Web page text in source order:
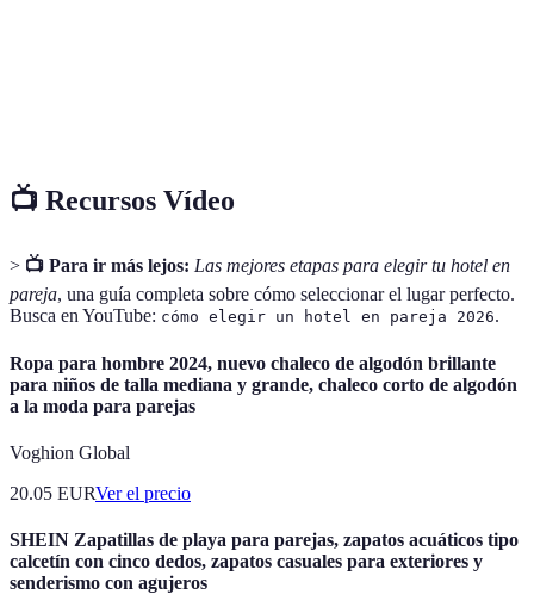
📺 Recursos Vídeo
> 📺 Para ir más lejos: Las mejores etapas para elegir tu hotel en
pareja, una guía completa sobre cómo seleccionar el lugar perfecto.
Busca en YouTube: cómo elegir un hotel en pareja 2026.
Ropa para hombre 2024, nuevo chaleco de algodón brillante
para niños de talla mediana y grande, chaleco corto de algodón
a la moda para parejas
Voghion Global
20.05 EURVer el precio
SHEIN Zapatillas de playa para parejas, zapatos acuáticos tipo
calcetín con cinco dedos, zapatos casuales para exteriores y
senderismo con agujeros